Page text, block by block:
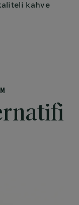
kahve